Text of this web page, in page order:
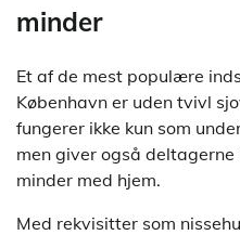
minder
Et af de mest populære
København er uden tvivl
fungerer ikke kun som
men giver også
minder med hjem.
Med rekvisitter som